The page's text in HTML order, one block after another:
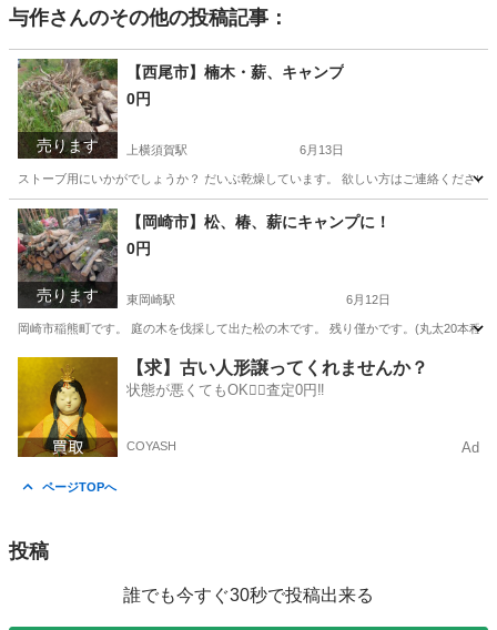
与作さんのその他の投稿記事：
売ります
【西尾市】楠木・薪、キャンプ
0円
上横須賀駅 6月13日
ストーブ用にいかがでしょうか？ だいぶ乾燥しています。 欲しい方はご連絡ください
愛知 西尾市 上横須賀駅 家庭用品
売ります
【岡崎市】松、椿、薪にキャンプに！
0円
東岡崎駅 6月12日
岡崎市稲熊町です。 庭の木を伐採して出た松の木です。 残り僅かです。(丸太20本程
東岡崎駅 その他
【求】古い人形譲ってくれませんか？
状態が悪くてもOK🙆‍♀️査定0円‼️
COYASH Ad
ページTOPへ
投稿
誰でも今すぐ30秒で投稿出来る